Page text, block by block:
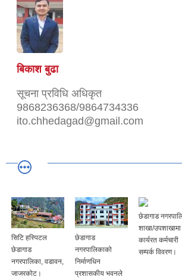
बिकाश बुढा
सूचना प्रविधि अधिकृत
9868236368/9864734336
ito.chhedagad@gmail.com
सिटि हस्पिटल
छेडागाड
नगरपालिका, वडावन,
जाजरकोट।
छेडागाड
नगरपालिकाको
निर्माणधिन
प्रशासकीय भवनले
छेडागाड
शाखा/उपशाखामा
कार्यरत कर्मचारी
सम्पर्क विवरण।